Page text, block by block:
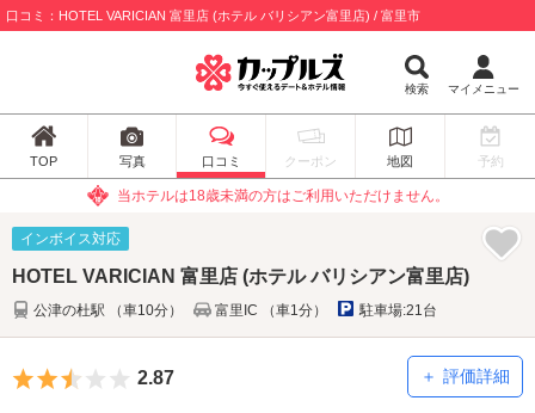
口コミ：HOTEL VARICIAN 富里店 (ホテル バリシアン富里店) / 富里市
検索 マイメニュー
TOP 写真 口コミ クーポン 地図 予約
当ホテルは18歳未満の方はご利用いただけません。
インボイス対応
HOTEL VARICIAN 富里店 (ホテル バリシアン富里店)
公津の杜駅 （車10分） 富里IC （車1分） 駐車場:21台
5つ星のうち2.5
2.87 評価詳細